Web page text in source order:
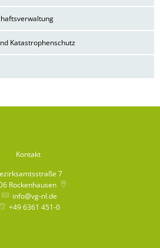
Katastrophenschutz
Kontakt
7
Rockenhausen
info@vg-nl.de
+49 6361 451-0